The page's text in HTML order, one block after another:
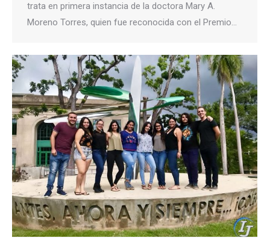
trata en primera instancia de la doctora Mary A.
Moreno Torres, quien fue reconocida con el Premio…